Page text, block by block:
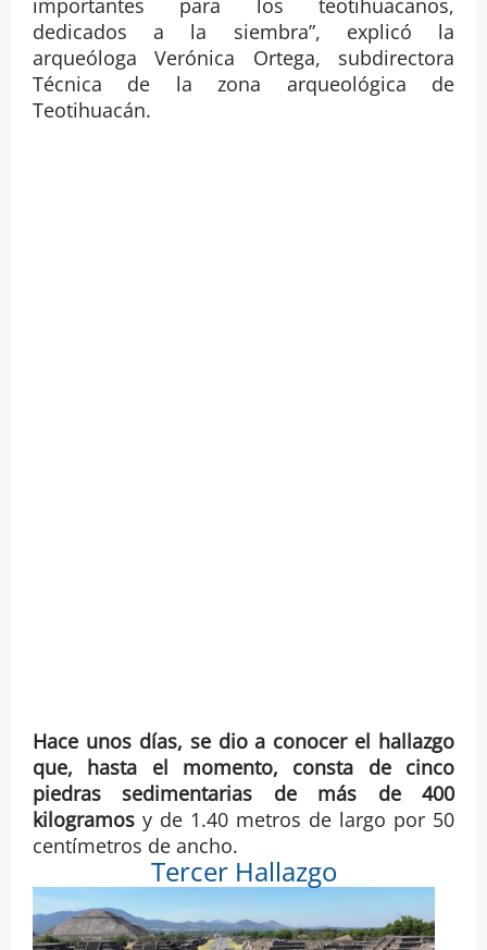
importantes para los teotihuacanos,
dedicados a la siembra”, explicó la
arqueóloga Verónica Ortega, subdirectora
Técnica de la zona arqueológica de
Teotihuacán.
Hace unos días, se dio a conocer el hallazgo
que, hasta el momento, consta de cinco
piedras sedimentarias de más de 400
kilogramosy de 1.40 metros de largo por 50
centímetros de ancho.
Tercer Hallazgo